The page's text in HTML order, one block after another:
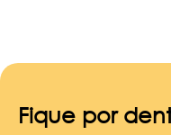
Fique por